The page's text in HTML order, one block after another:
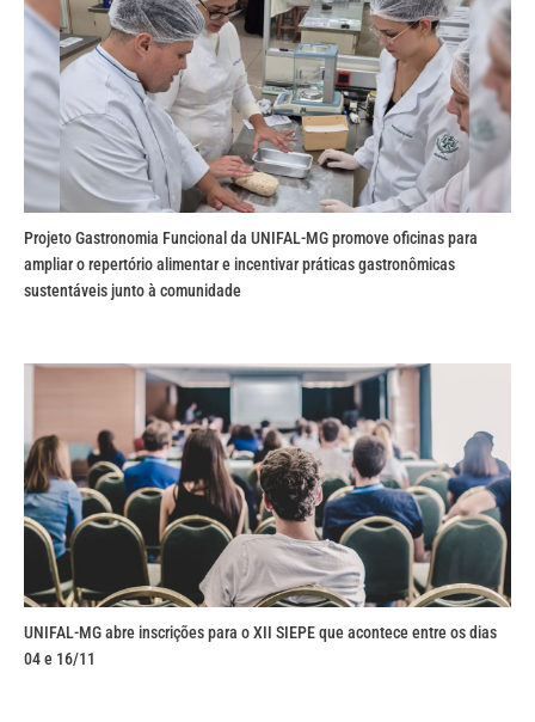
Projeto Gastronomia Funcional da UNIFAL-MG promove oficinas para
ampliar o repertório alimentar e incentivar práticas gastronômicas
sustentáveis junto à comunidade
UNIFAL-MG abre inscrições para o XII SIEPE que acontece entre os dias
04 e 16/11